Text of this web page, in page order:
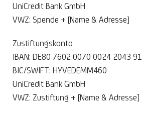
UniCredit Bank GmbH
VWZ: Spende + [Name & Adresse]
Zustiftungskonto
IBAN: DE80 7602 0070 0024 2043 91
BIC/SWIFT: HYVEDEMM460
UniCredit Bank GmbH
VWZ: Zustiftung + [Name & Adresse]